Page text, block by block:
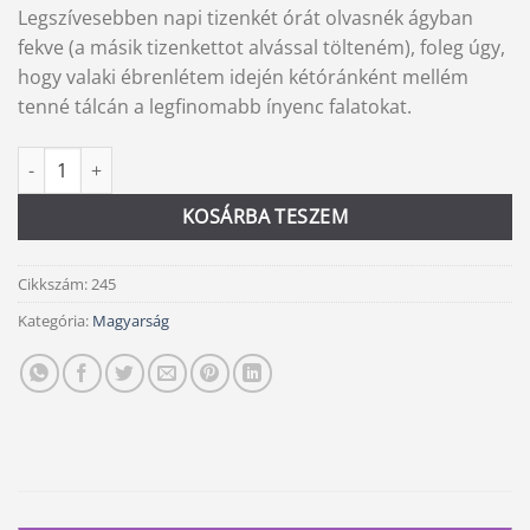
Legszívesebben napi tizenkét órát olvasnék ágyban
fekve (a másik tizenkettot alvással tölteném), foleg úgy,
hogy valaki ébrenlétem idején kétóránként mellém
tenné tálcán a legfinomabb ínyenc falatokat.
Rovás yóga mennyiség
KOSÁRBA TESZEM
Alternative:
Cikkszám:245
Kategória: Magyarság